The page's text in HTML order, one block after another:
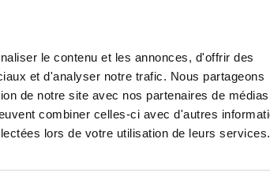
le contenu et les annonces, d'offrir des
et d'analyser notre trafic. Nous partageons
de notre site avec nos partenaires de médias
combiner celles-ci avec d'autres
lors de votre utilisation de leurs services.
LIVRE LIBRAIRIE
À LA DEMANDE - DÉLAI ACTUEL : 3 À